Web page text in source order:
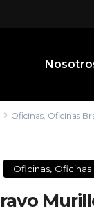
Oficinas, Oficinas
Oficinas, Oficinas